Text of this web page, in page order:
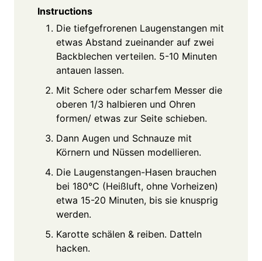
Instructions
Die tiefgefrorenen Laugenstangen mit
etwas Abstand zueinander auf zwei
Backblechen verteilen. 5-10 Minuten
antauen lassen.
Mit Schere oder scharfem Messer die
oberen 1/3 halbieren und Ohren
formen/ etwas zur Seite schieben.
Dann Augen und Schnauze mit
Körnern und Nüssen modellieren.
Die Laugenstangen-Hasen brauchen
bei 180°C (Heißluft, ohne Vorheizen)
etwa 15-20 Minuten, bis sie knusprig
werden.
Karotte schälen & reiben. Datteln
hacken.